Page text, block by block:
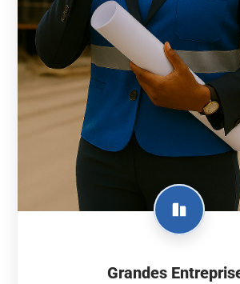
Grandes